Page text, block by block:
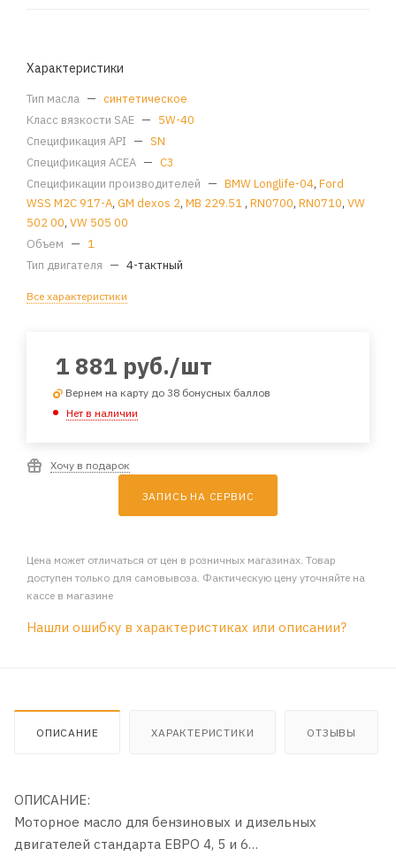
Характеристики
Тип масла — синтетическое
Класс вязкости SAE — 5W-40
Спецификация API — SN
Спецификация ACEA — C3
Спецификации производителей — BMW Longlife-04, Ford
WSS M2C 917-A, GM dexos 2, MB 229.51, RN0700, RN0710, VW
502 00, VW 505 00
Объем — 1
Тип двигателя — 4-тактный
Все характеристики
1 881 руб./шт
Вернем на карту до 38 бонусных баллов
Нет в наличии
Хочу в подарок
ЗАПИСЬ НА СЕРВИС
Цена может отличаться от цен в розничных магазинах. Товар
доступен только для самовывоза. Фактическую цену уточняйте на
кассе в магазине
Нашли ошибку в характеристиках или описании?
ОПИСАНИЕ ХАРАКТЕРИСТИКИ ОТЗЫВЫ
ОПИСАНИЕ:
Моторное масло для бензиновых и дизельных
двигателей стандарта ЕВРО 4, 5 и 6